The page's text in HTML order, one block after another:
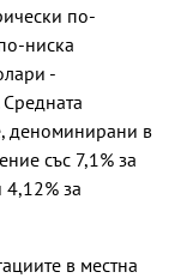
по-
ниска
-
деноминирани в
със 7,1% за
за
в местна